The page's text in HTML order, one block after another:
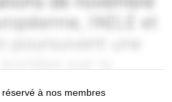
à nos membres